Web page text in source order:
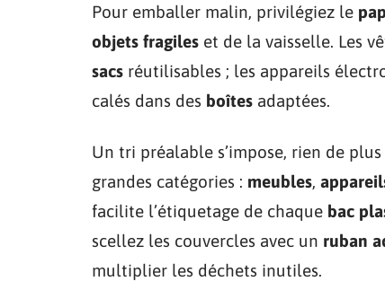
Pour emballer malin, privilégiez le
objets fragiles et de la vaisselle. Les
sacs réutilisables ; les appareils
calés dans des boîtes adaptées.
Un tri préalable s’impose, rien de
grandes catégories : meubles,
facilite l’étiquetage de chaque bac
scellez les couvercles avec un ruban
multiplier les déchets inutiles.